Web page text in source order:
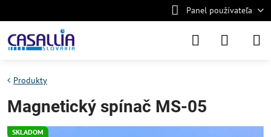
Panel používateľa
SKLADOM
Produkty
Magnetický spínač MS-05